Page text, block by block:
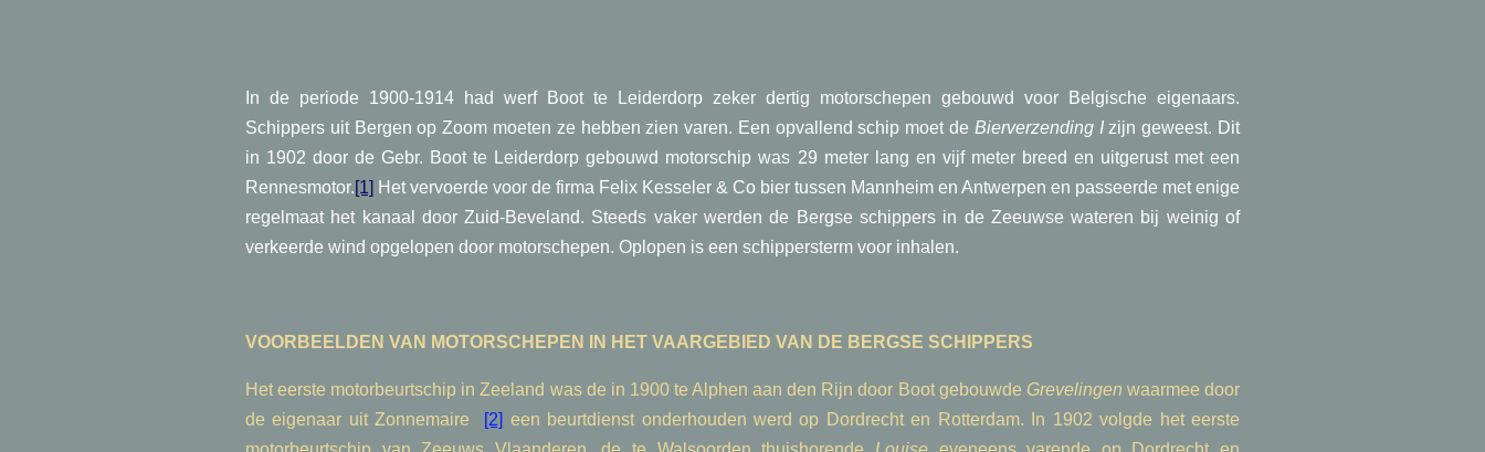
In de periode 1900-1914 had werf Boot te Leiderdorp zeker dertig motorschepen gebouwd voor Belgische eigenaars.
Schippers uit Bergen op Zoom moeten ze hebben zien varen. Een opvallend schip moet de Bierverzending Izijn geweest. Dit
in 1902 door de Gebr. Boot te Leiderdorp gebouwd motorschip was 29 meter lang en vijf meter breed en uitgerust met een
Rennesmotor.[1] Het vervoerde voor de firma Felix Kesseler & Co bier tussen Mannheim en Antwerpen en passeerde met enige
regelmaat het kanaal door Zuid-Beveland. Steeds vaker werden de Bergse schippers in de Zeeuwse wateren bij weinig of
verkeerde wind opgelopen door motorschepen. Oplopen is een schippersterm voor inhalen.
VOORBEELDEN VAN MOTORSCHEPEN IN HET VAARGEBIED VAN DE BERGSE SCHIPPERS
Het eerste motorbeurtschip in Zeeland was de in 1900 te Alphen aan den Rijn door Boot gebouwde Grevelingen waarmee door
de eigenaar uit Zonnemaire
[2] een beurtdienst onderhouden werd op Dordrecht en Rotterdam. In 1902 volgde het eerste